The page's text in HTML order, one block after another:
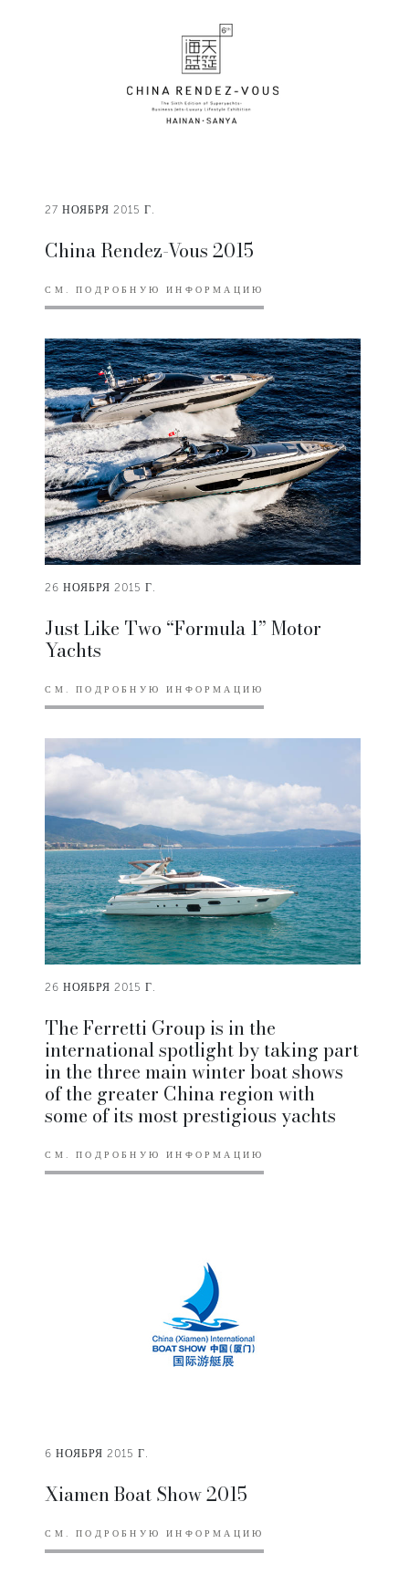
27 НОЯБРЯ 2015 Г.
China Rendez-Vous 2015
СМ. ПОДРОБНУЮ ИНФОРМАЦИЮ
26 НОЯБРЯ 2015 Г.
Just Like Two “Formula 1” Motor
Yachts
СМ. ПОДРОБНУЮ ИНФОРМАЦИЮ
26 НОЯБРЯ 2015 Г.
The Ferretti Group is in the
international spotlight by taking part
in the three main winter boat shows
of the greater China region with
some of its most prestigious yachts
СМ. ПОДРОБНУЮ ИНФОРМАЦИЮ
6 НОЯБРЯ 2015 Г.
Xiamen Boat Show 2015
СМ. ПОДРОБНУЮ ИНФОРМАЦИЮ